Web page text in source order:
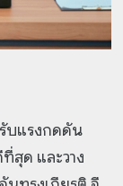
บแรงกดดัน
สุด และวาง